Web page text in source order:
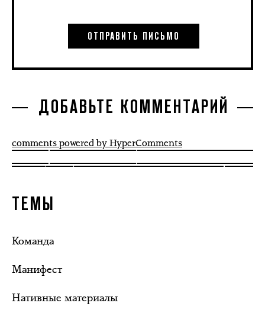
ДОБАВЬТЕ КОММЕНТАРИЙ
comments powered by HyperComments
ТЕМЫ
Команда
Манифест
Нативные материалы